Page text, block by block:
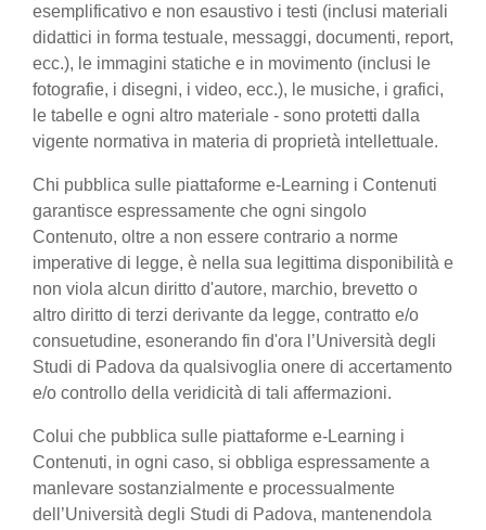
esemplificativo e non esaustivo i testi (inclusi materiali
didattici in forma testuale, messaggi, documenti, report,
ecc.), le immagini statiche e in movimento (inclusi le
fotografie, i disegni, i video, ecc.), le musiche, i grafici,
le tabelle e ogni altro materiale - sono protetti dalla
vigente normativa in materia di proprietà intellettuale.
Chi pubblica sulle piattaforme e-Learning i Contenuti
garantisce espressamente che ogni singolo
Contenuto, oltre a non essere contrario a norme
imperative di legge, è nella sua legittima disponibilità e
non viola alcun diritto d'autore, marchio, brevetto o
altro diritto di terzi derivante da legge, contratto e/o
consuetudine, esonerando fin d'ora l’Università degli
Studi di Padova da qualsivoglia onere di accertamento
e/o controllo della veridicità di tali affermazioni.
Colui che pubblica sulle piattaforme e-Learning i
Contenuti, in ogni caso, si obbliga espressamente a
manlevare sostanzialmente e processualmente
dell’Università degli Studi di Padova, mantenendola